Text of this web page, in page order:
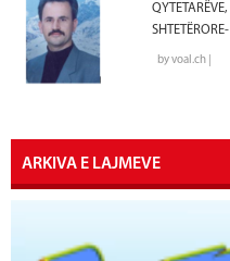
by voal.ch |
ARKIVA E LAJMEVE